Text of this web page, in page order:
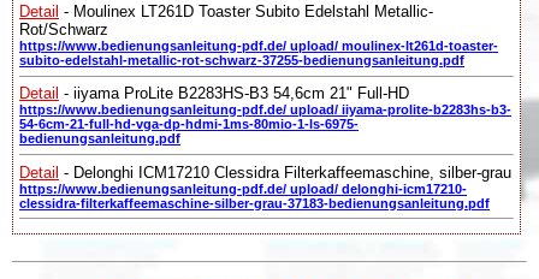
Detail - Moulinex LT261D Toaster Subito Edelstahl Metallic-
Rot/Schwarz
https://www.bedienungsanleitung-pdf.de/ upload/ moulinex-lt261d-toaster-
subito-edelstahl-metallic-rot-schwarz-37255-bedienungsanleitung.pdf
Detail - iiyama ProLite B2283HS-B3 54,6cm 21" Full-HD
https://www.bedienungsanleitung-pdf.de/ upload/ iiyama-prolite-b2283hs-b3-
54-6cm-21-full-hd-vga-dp-hdmi-1ms-80mio-1-ls-6975-
bedienungsanleitung.pdf
Detail - Delonghi ICM17210 Clessidra Filterkaffeemaschine, silber-grau
https://www.bedienungsanleitung-pdf.de/ upload/ delonghi-icm17210-
clessidra-filterkaffeemaschine-silber-grau-37183-bedienungsanleitung.pdf